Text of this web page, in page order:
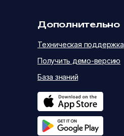
Получить демо-версию
База знаний
Техническая поддержка
Дополнительно